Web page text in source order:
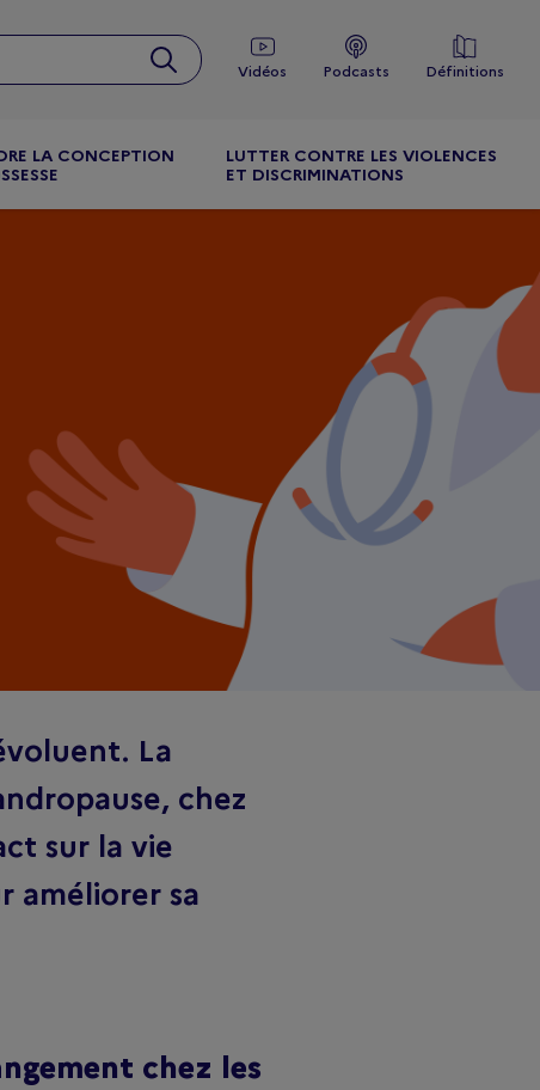
Vidéos Podcasts Définitions
LA CONCEPTION
LUTTER CONTRE LES VIOLENCES
ET DISCRIMINATIONS
La
chez
sur la vie
améliorer sa
chez les